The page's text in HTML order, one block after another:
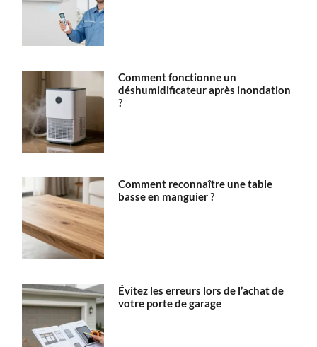
Comment fonctionne un
déshumidificateur après inondation
?
Comment reconnaître une table
basse en manguier ?
Évitez les erreurs lors de l’achat de
votre porte de garage